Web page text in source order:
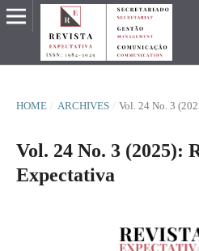
HOME / ARCHIVES / Vol. 24 No. 3
Vol. 24 No. 3 (2025):
Expectativa